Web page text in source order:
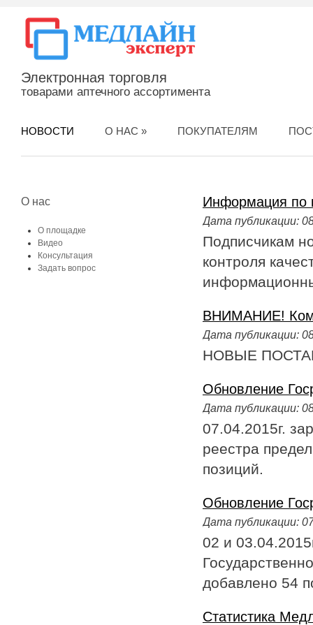
Электронная торговля
товарами аптечного ассортимента
НОВОСТИ О НАС » ПОКУПАТЕЛЯМ
О нас
О площадке
Видео
Консультация
Задать вопрос
Информация по
Дата публикации:
Подписчикам
контроля
ВНИМАНИЕ!
Дата публикации:
НОВЫЕ
Обновление
Дата публикации:
07.04.2015г.
реестра
позиций.
Обновление
Дата публикации:
02 и
добавлено 54
Статистика